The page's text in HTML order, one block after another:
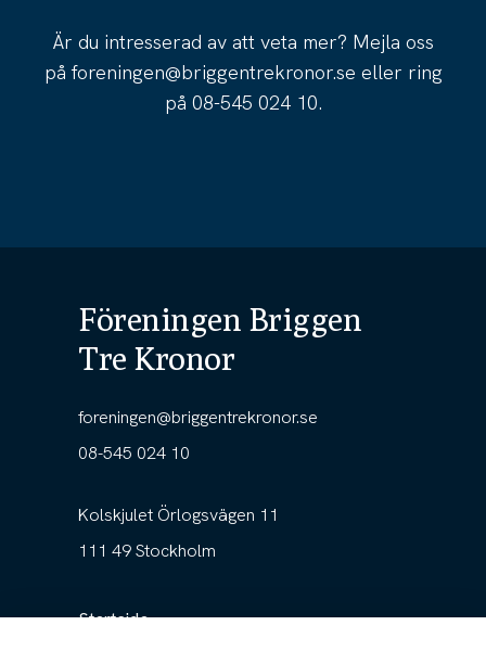
Är du intresserad av att veta mer? Mejla oss
påforeningen@briggentrekronor.se eller ring
på 08-545 024 10.
Föreningen Briggen
Tre Kronor
foreningen@briggentrekronor.se
08-545 024 10
Kolskjulet Örlogsvägen 11
111 49 Stockholm
Startsida